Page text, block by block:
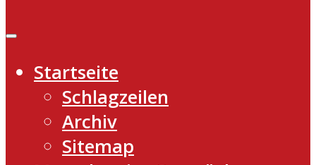
Startseite
Schlagzeilen
Archiv
Sitemap